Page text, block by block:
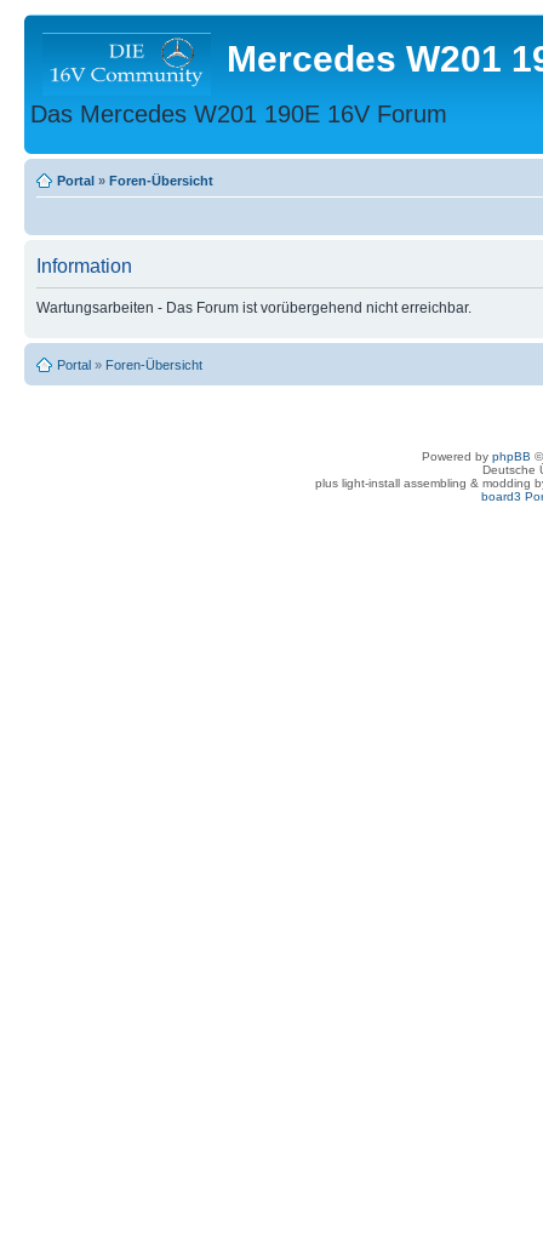
Mercedes W201
Das Mercedes W201 190E 16V Forum
Portal » Foren-Übersicht
Information
Wartungsarbeiten - Das Forum ist vorübergehend nicht erreichbar.
Portal » Foren-Übersicht
Powered by phpBB
Deutsche
plus light-install assembling & modding
board3